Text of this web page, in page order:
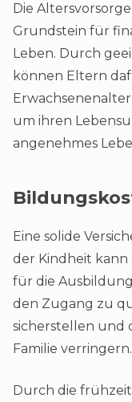
Die
Grundstein für
Leben. Durch
können Eltern
um ihren
angenehmes
Eine solide
der Kindheit kann
für die
den Zugang zu
sicherstellen und
Familie verringern.
Durch die